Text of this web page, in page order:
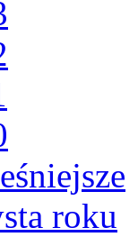
roku